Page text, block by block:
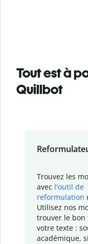
Tout est à
Quillbot
Trouvez les
avec l'outil de
reformulation
Utilisez nos
trouver le bon
votre texte :
académique,